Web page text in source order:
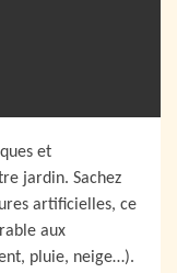
et
jardin. Sachez
artificielles, ce
aux
pluie, neige…).